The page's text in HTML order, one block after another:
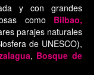
y con grandes
como Bilbao,
parajes naturales
de UNESCO),
, Bosque de